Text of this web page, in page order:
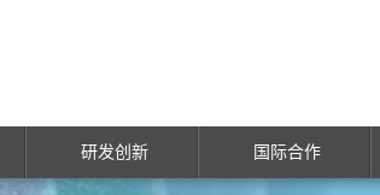
研发创新 国际合作